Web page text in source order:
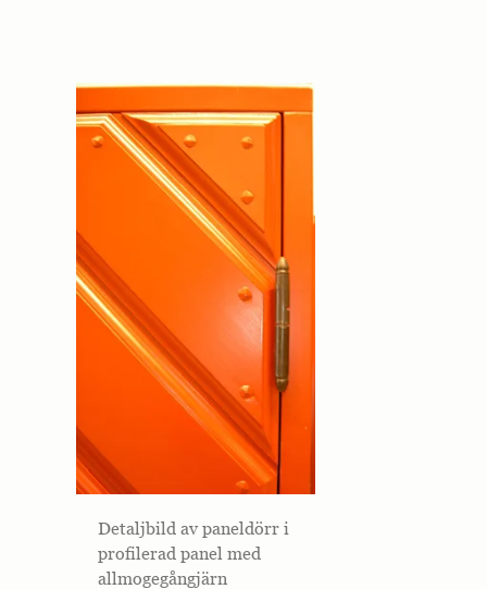
Detaljbild av paneldörr i
profilerad panel med
allmogegångjärn
Marknadsföring
Marknadsförings-
cookies används
för att leverera
besökte tidigare
och analysera
effektiviteten i
annonskampanjen.